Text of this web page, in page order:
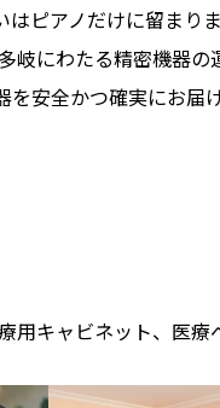
ピアノだけに留ま
岐にわたる精密機器
安全かつ確実にお届
用キャビネット、医療